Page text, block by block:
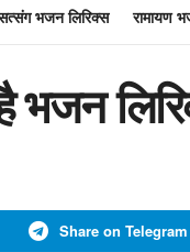
भजन लिरिक्स रामायण
भजन
Share on Telegram